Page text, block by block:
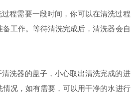
需要一段时间，你可以在清洗过程
工作。等待清洗完成后，清洗器会自
器的盖子，小心取出清洗完成的进
况，如有需要，可以用干净的水进行